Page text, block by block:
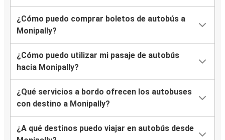
¿Cómo puedo comprar boletos de autobús a
Monipally?
¿Cómo puedo utilizar mi pasaje de autobús
hacia Monipally?
¿Qué servicios a bordo ofrecen los autobuses
con destino a Monipally?
¿A qué destinos puedo viajar en autobús desde